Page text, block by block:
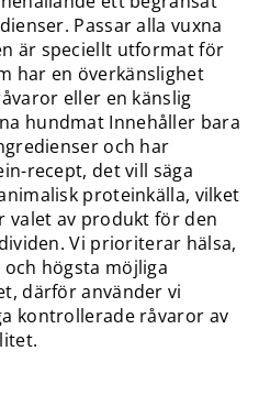
Passar alla vuxna
är speciellt utformat för
har en överkänslighet
eller en känslig
hundmat Innehåller bara
och har
recept, det vill säga
proteinkälla, vilket
valet av produkt för den
Vi prioriterar hälsa,
högsta möjliga
därför använder vi
kontrollerade råvaror av